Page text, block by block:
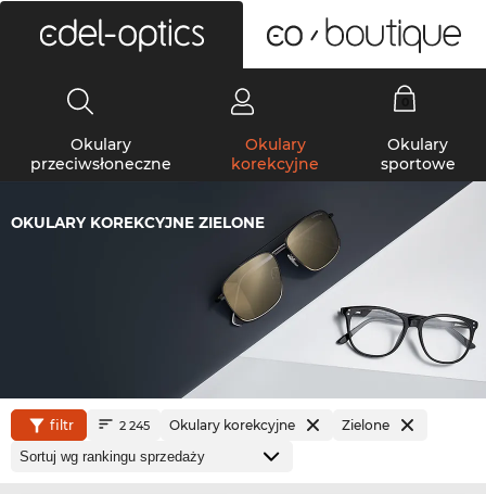
Okulary
przeciwsłoneczne
Okulary
korekcyjne
Okulary
sportowe
OKULARY KOREKCYJNE ZIELONE
filtr 2 245 Okulary korekcyjne Zielone